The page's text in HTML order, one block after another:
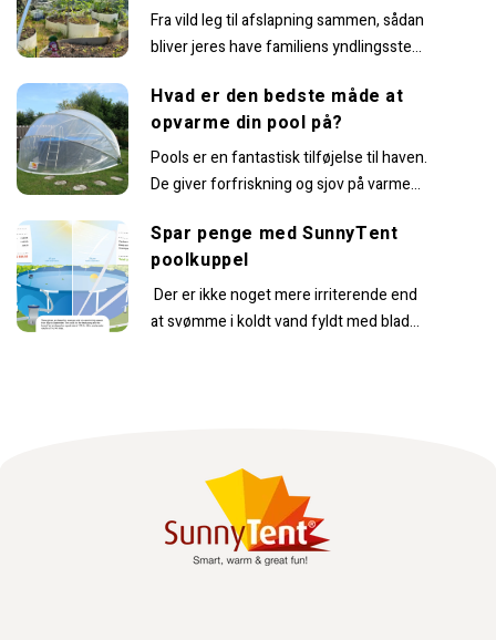
Fra vild leg til afslapning sammen, sådan
bliver jeres have familiens yndlingssted
smartphones fået...
Hvad er den bedste måde at
opvarme din pool på?
Pools er en fantastisk tilføjelse til haven.
De giver forfriskning og sjov på varme
Spar penge med SunnyTent
poolkuppel
Der er ikke noget mere irriterende end
at svømme i koldt vand fyldt med blade